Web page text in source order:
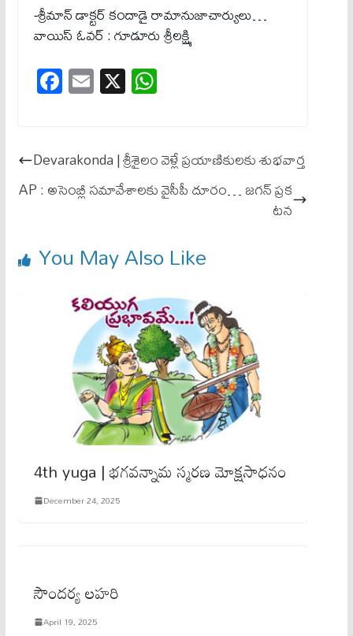
-శ్రీమాన్‌ డాక్టర్‌ కందాడై రామానుజాచార్యులు…
వాయిస్‌ ఓవర్‌ : గూడూరు శ్రీలక్ష్మి
Fa
ce
ok
E
m
X W
ha
A
pp
Devarakonda | శ్రీశైలం వెళ్లే ప్రయాణికులకు శుభవార్త
AP : అసెంబ్లీ సమావేశాలకు వైసీపీ దూరం… జగన్ ప్రక
టన
You May Also Like
4th yuga | భగవన్నామ స్మరణ మోక్షసాధనం
December 24, 2025
సౌందర్య లహరి
April 19, 2025